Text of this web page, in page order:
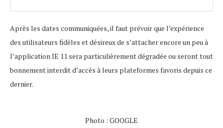
Après les dates communiquées, il faut prévoir que l’expérience
des utilisateurs fidèles et désireux de s’attacher encore un peu à
l’application IE 11 sera particulièrement dégradée ou seront tout
bonnement interdit d’accès à leurs plateformes favoris depuis ce
dernier.
Photo : GOOGLE